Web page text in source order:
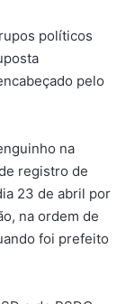
políticos
pelo
na
registro de
23 de abril por
na ordem de
foi prefeito